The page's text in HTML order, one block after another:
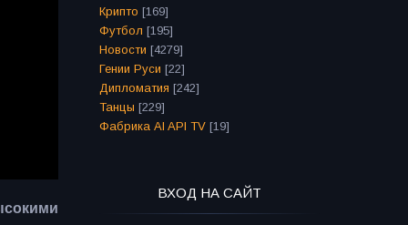
Крипто [169]
Футбол [195]
Новости [4279]
Гении Руси [22]
Дипломатия [242]
Танцы [229]
Фабрика AI API TV [19]
ВХОД НА САЙТ